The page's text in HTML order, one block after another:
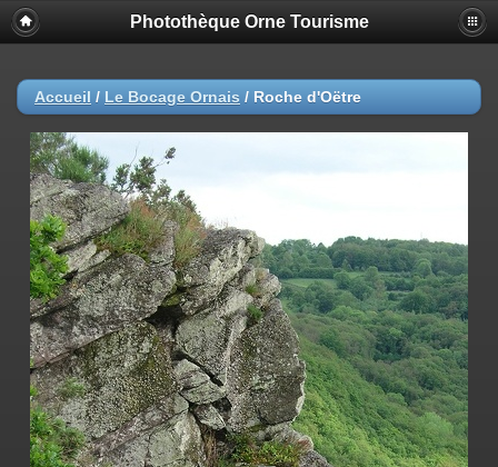
Photothèque Orne Tourisme
Accueil / Le Bocage Ornais / Roche d'Oëtre